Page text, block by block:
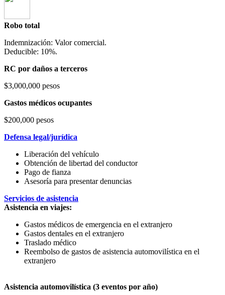
Robo total
Indemnización: Valor comercial.
Deducible: 10%.
RC por daños a terceros
$3,000,000 pesos
Gastos médicos ocupantes
$200,000 pesos
Defensa legal/jurídica
Liberación del vehículo
Obtención de libertad del conductor
Pago de fianza
Asesoría para presentar denuncias
Servicios de asistencia
Asistencia en viajes:
Gastos médicos de emergencia en el extranjero
Gastos dentales en el extranjero
Traslado médico
Reembolso de gastos de asistencia automovilística en el
extranjero
Asistencia automovilística (3 eventos por año)